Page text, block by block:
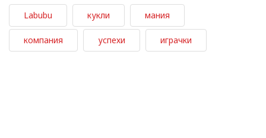
Labubu кукли мания
компания успехи играчки